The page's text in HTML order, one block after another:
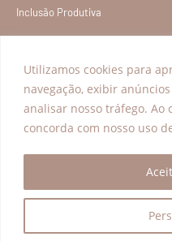
Utilizamos cookies para
navegação, exibir
analisar nosso tráfego. Ao
concorda com nosso uso
Inclusão Produtiva
Todos os direitos